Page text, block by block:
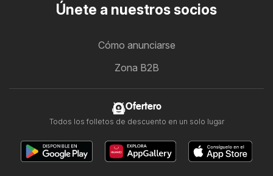
Únete a nuestros socios
Cómo anunciarse
Zona B2B
Ofertero
Todos los folletos de descuento en un solo lugar